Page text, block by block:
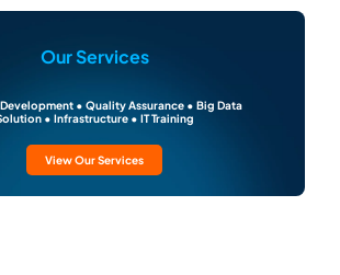
Our Services
• Quality Assurance • Big Data
• Infrastructure • IT Training
View Our Services